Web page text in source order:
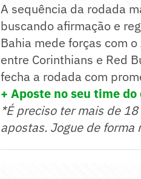
A sequência da rodada
buscando afirmação e
Bahia mede forças com
entre Corinthians e Red
fecha a rodada com
+ Aposte no seu time
*É preciso ter mais de
apostas. Jogue de forma